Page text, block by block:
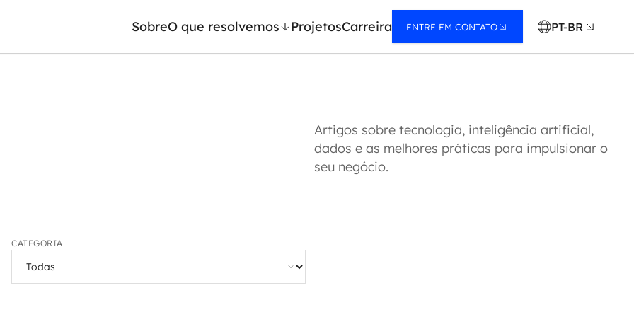
SobreO que resolvemos ProjetosCarreira ENTRE EM CONTATO PT-BR
Artigos sobre tecnologia, inteligência artificial,
dados e as melhores práticas para impulsionar o
seu negócio.
CATEGORIA